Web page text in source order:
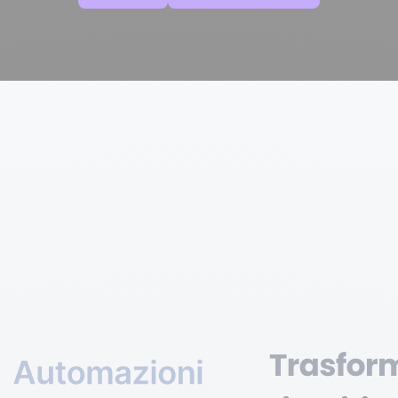
Certificazione ISO 27001
server europei.